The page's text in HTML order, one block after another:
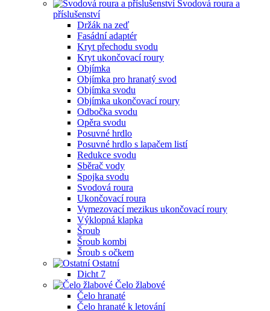
Svodová roura a
příslušenství
Držák na zeď
Fasádní adaptér
Kryt přechodu svodu
Kryt ukončovací roury
Objímka
Objímka pro hranatý svod
Objímka svodu
Objímka ukončovací roury
Odbočka svodu
Opěra svodu
Posuvné hrdlo
Posuvné hrdlo s lapačem listí
Redukce svodu
Sběrač vody
Spojka svodu
Svodová roura
Ukončovací roura
Vymezovací mezikus ukončovací roury
Výklopná klapka
Šroub
Šroub kombi
Šroub s očkem
Ostatní
Dicht 7
Čelo žlabové
Čelo hranaté
Čelo hranaté k letování